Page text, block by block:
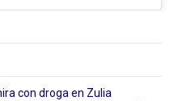
con droga en Zulia